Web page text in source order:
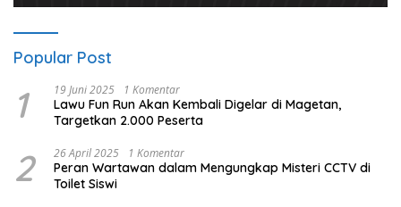
Popular Post
1 19 Juni 2025 1 Komentar
Lawu Fun Run Akan Kembali Digelar di Magetan,
Targetkan 2.000 Peserta
2 26 April 2025 1 Komentar
Peran Wartawan dalam Mengungkap Misteri CCTV di
Toilet Siswi